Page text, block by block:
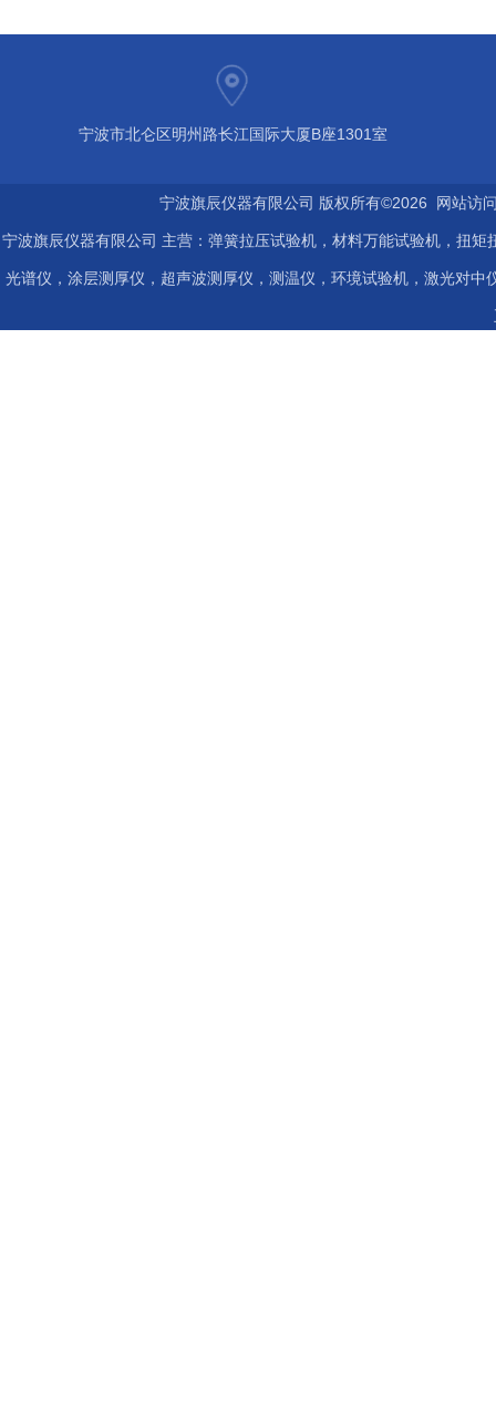
宁波市北仑区明州路长江国际大厦B座1301室
宁波旗辰仪器有限公司 版权所有©2026 网站
宁波旗辰仪器有限公司 主营：弹簧拉压试验机，材料万能试验机，扭
光谱仪，涂层测厚仪，超声波测厚仪，测温仪，环境试验机，激光对